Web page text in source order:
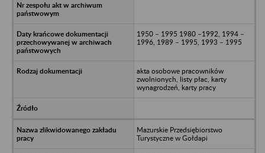
1950 – 1995 1980 –1992, 1994 –
1996, 1989 – 1995, 1993 – 1995
akta osobowe pracowników
zwolnionych, listy płac, karty
wynagrodzeń, karty pracy
Mazurskie Przedsiębiorstwo
Turystyczne w Gołdapi